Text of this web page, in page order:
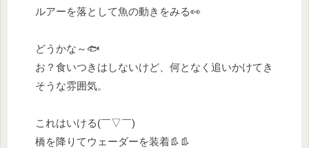
ルアーを落として魚の動きをみる👀
どうかな～🐟
お？食いつきはしないけど、何となく追いかけてき
そうな雰囲気。
これはいける(￣▽￣)
橋を降りてウェーダーを装着👢👢